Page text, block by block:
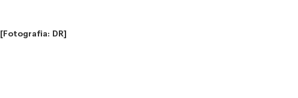
[Fotografia: DR]